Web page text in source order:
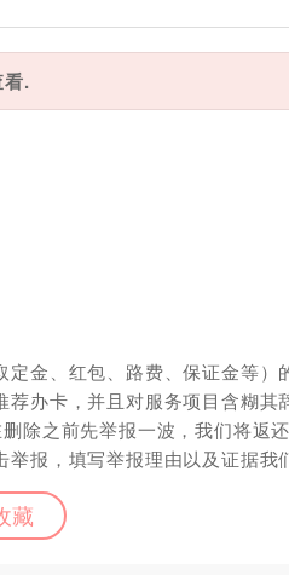
.
金、红包、路费、保证金等）
办卡，并且对服务项目含糊其
除之前先举报一波，我们将返
报，填写举报理由以及证据我
藏